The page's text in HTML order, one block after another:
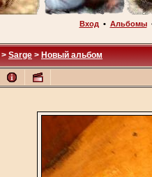
Вход • Альбомы
> Sarge > Новый альбом